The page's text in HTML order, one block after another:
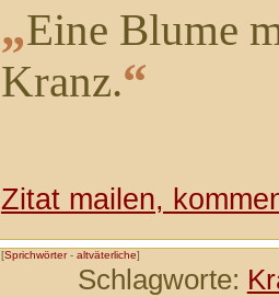
„Eine Blume
Kranz.“
Zitat mailen,
[Sprichwörter- altväterliche]
Schlagworte: